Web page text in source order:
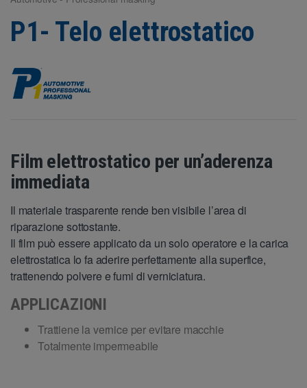
P1- Telo elettrostatico
Film elettrostatico per un’aderenza
immediata
Il materiale trasparente rende ben visibile l’area di
riparazione sottostante.
Il film può essere applicato da un solo operatore e la carica
elettrostatica lo fa aderire perfettamente alla superfice,
trattenendo polvere e fumi di verniciatura.
APPLICAZIONI
Trattiene la vernice per evitare macchie
Totalmente impermeabile